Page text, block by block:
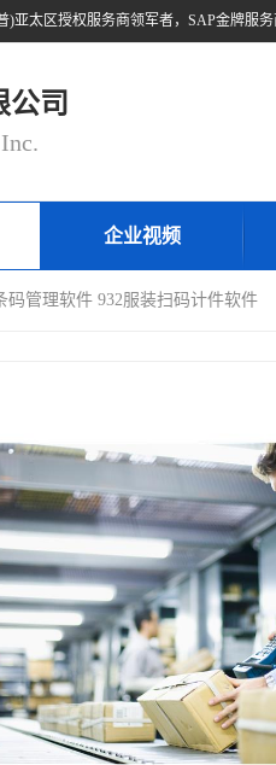
公司
企业视频
码管理软件 932服装扫码计件软件